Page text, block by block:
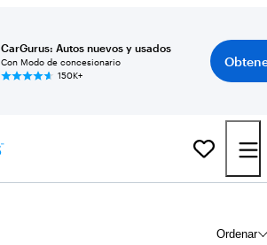
CarGurus: Autos nuevos y usados
Con Modo de concesionario
150K+
Ordenar